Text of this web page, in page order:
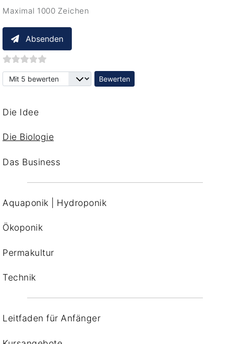
Die Idee
Die Biologie
Das Business
Aquaponik | Hydroponik
Ökoponik
Permakultur
Technik
Leitfaden für Anfänger
Maximal 1000 Zeichen
Absenden
Bitte bewerten